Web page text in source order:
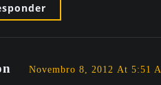
Novembro 8, 2012 At 5:51